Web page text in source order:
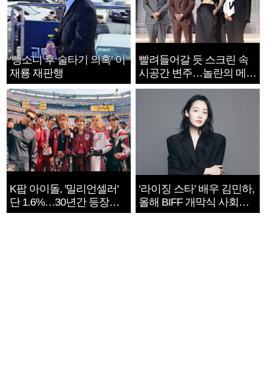
‘뺑소니 후 술타기 의혹’ 이
재룡 재판행
빨려들어갈 듯 스크린 속
시공간 변주…놀란의 메시
지는 ‘전쟁 속죄’
K팝 아이돌, '밀리언셀러'
단 1.6%…30년간 등장
1182개팀 전수조사
‘라이징 스타’ 배우 김민하,
올해 BIFF 개막식 사회자
확정